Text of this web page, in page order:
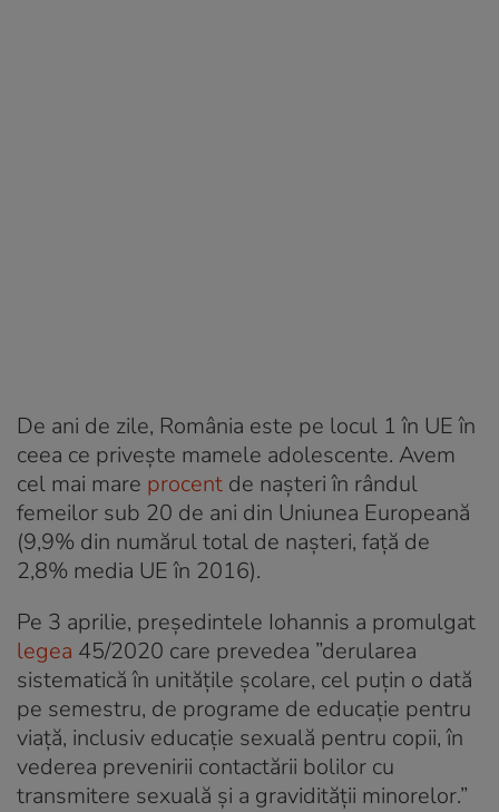
De ani de zile, România este pe locul 1 în UE în
ceea ce privește mamele adolescente. Avem
cel mai mare procent de nașteri în rândul
femeilor sub 20 de ani din Uniunea Europeană
(9,9% din numărul total de nașteri, față de
2,8% media UE în 2016).
Pe 3 aprilie, președintele Iohannis a promulgat
legea 45/2020 care prevedea ”derularea
sistematică în unitățile școlare, cel puțin o dată
pe semestru, de programe de educație pentru
viață, inclusiv educație sexuală pentru copii, în
vederea prevenirii contactării bolilor cu
transmitere sexuală și a gravidității minorelor.”